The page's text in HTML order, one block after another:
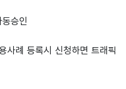
승인
례 등록시 신청하면 트래픽